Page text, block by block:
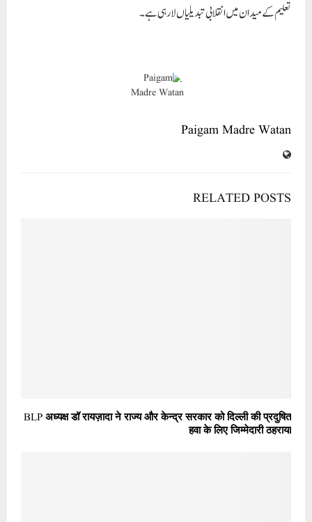
تعلیم کے میدان میں انقلابی تبدیلیاں لا رہی ہے۔
Paigam Madre Watan
RELATED POSTS
BLP अध्यक्ष डॉ रायज़ादा ने राज्य और केन्द्र सरकार को दिल्ली की प्रदुषित
हवा के लिए जिम्मेदारी ठहराया